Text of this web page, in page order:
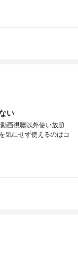
い
画視聴以外使い放題
気にせず使えるのはコ